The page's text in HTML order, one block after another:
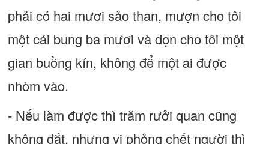
phải có hai mươi sảo than, mượn cho tôi
một cái bung ba mươi và dọn cho tôi một
gian buồng kín, không để một ai được
nhòm vào.
- Nếu làm được thì trăm rưởi quan cũng
không đắt, nhưng vị phỏng chết người thì